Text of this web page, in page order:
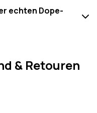
echten Dope-
& Retouren